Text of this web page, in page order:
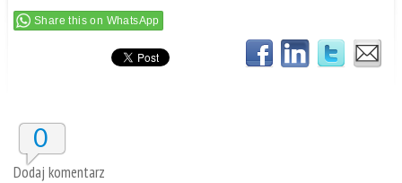
Share this on WhatsApp
0
Dodaj komentarz